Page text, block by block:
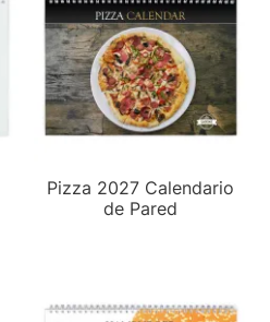
Pizza 2027 Calendario
de Pared